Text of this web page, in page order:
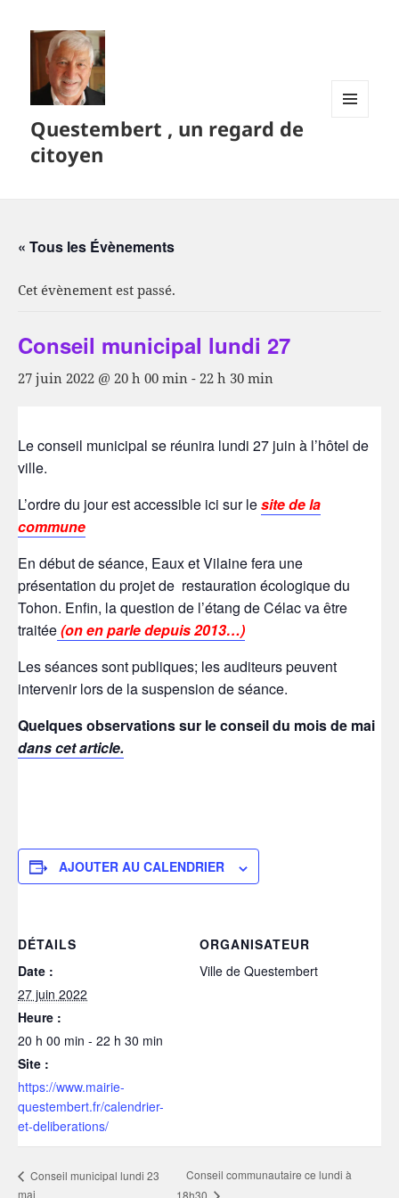
Questembert , un regard de
citoyen
« Tous les Évènements
Cet évènement est passé.
Conseil municipal lundi 27
27 juin 2022 @ 20 h 00 min - 22 h 30 min
Le conseil municipal se réunira lundi 27 juin à l’hôtel de
ville.
L’ordre du jour est accessible ici sur lesite de la
commune
En début de séance, Eaux et Vilaine fera une
présentation du projet de restauration écologique du
Tohon. Enfin, la question de l’étang de Célac va être
traitée(on en parle depuis 2013…)
Les séances sont publiques; les auditeurs peuvent
intervenir lors de la suspension de séance.
Quelques observations sur le conseil du mois de mai
dans cet article.
AJOUTER AU CALENDRIER
DÉTAILS
Date :
27 juin 2022
Heure :
20 h 00 min - 22 h 30 min
Site :
https://www.mairie-
questembert.fr/calendrier-
et-deliberations/
ORGANISATEUR
Ville de Questembert
Conseil municipal lundi 23
mai
Conseil communautaire ce lundi à